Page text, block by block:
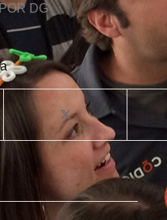
POR DG